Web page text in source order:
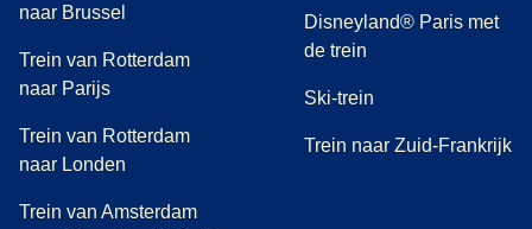
naar Brussel
Trein van Rotterdam
naar Parijs
Trein van Rotterdam
naar Londen
Trein van Amsterdam
Disneyland® Paris met
de trein
Ski-trein
Trein naar Zuid-Frankrijk